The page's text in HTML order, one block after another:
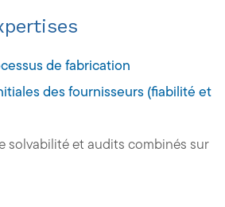
de fabrication
des fournisseurs (fiabilité et
solvabilité et audits combinés sur